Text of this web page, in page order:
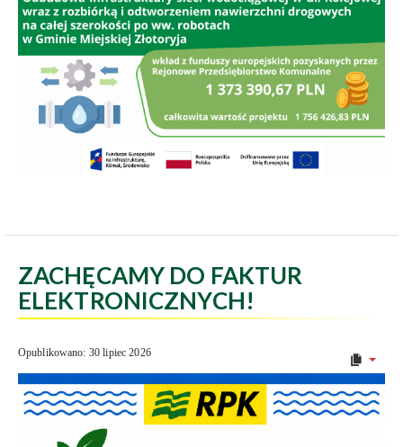
ZACHĘCAMY DO FAKTUR
ELEKTRONICZNYCH!
Opublikowano: 30 lipiec 2026